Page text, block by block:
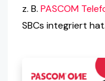
z. B. PASCOM
SBCs integriert hat.